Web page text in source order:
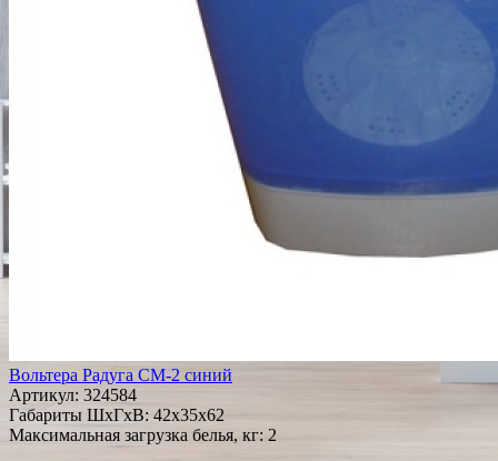
Вольтера Радуга СМ-2 синий
Артикул: 324584
Габариты ШxГxВ: 42x35x62
Максимальная загрузка белья, кг: 2